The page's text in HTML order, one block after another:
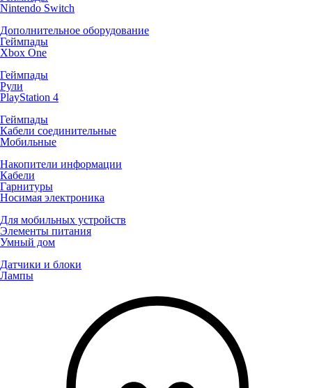
Nintendo Switch
Дополнительное оборудование
Геймпады
Xbox One
Геймпады
Рули
PlayStation 4
Геймпады
Кабели соединительные
Мобильные
Накопители информации
Кабели
Гарнитуры
Носимая электроника
Для мобильных устройств
Элементы питания
Умный дом
Датчики и блоки
Лампы